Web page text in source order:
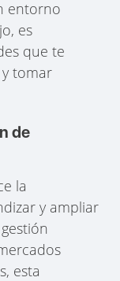
entorno
es
que te
tomar
de
la
y ampliar
esta